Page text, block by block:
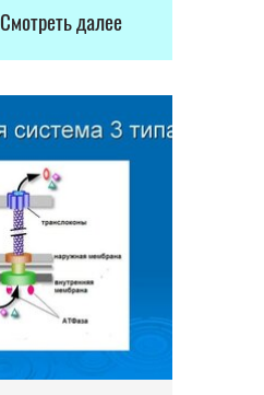
Смотреть далее